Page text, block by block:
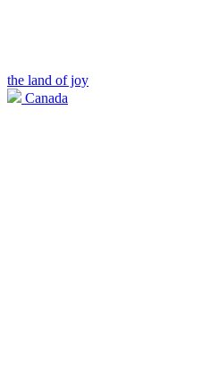
the land of joy
Canada